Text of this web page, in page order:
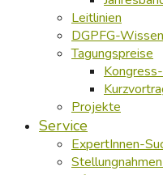
Leitlinien
DGPFG-
Tagungspreise
Projekte
Service
ExpertInnen-